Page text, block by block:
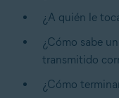
¿A quién le
¿Cómo sabe
transmitido
¿Cómo